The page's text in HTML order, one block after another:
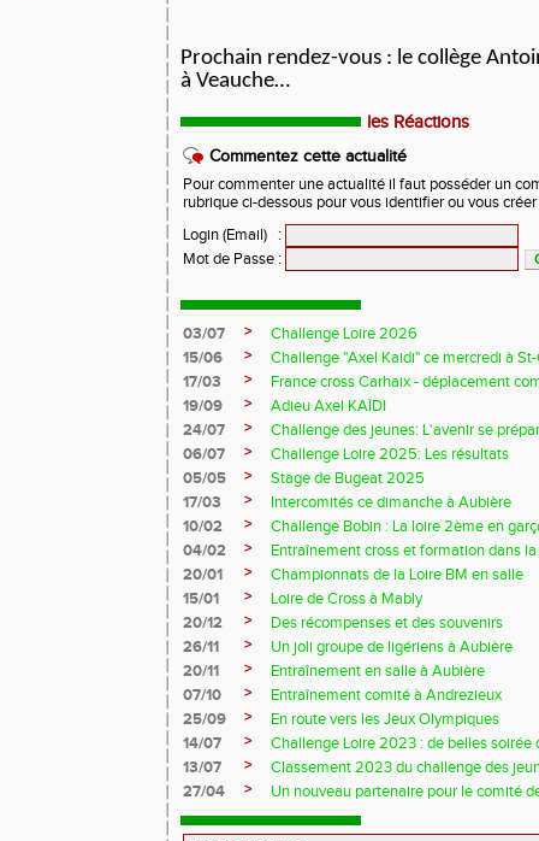
Prochain rendez-vous : le collège
à Veauche…
les Réactions
Commentez cette actualité
Pour commenter une actualité il faut posséder un
rubrique ci-dessous pour vous identifier ou vous
Login (Email)
:
Mot de Passe :
03/07 >
Challenge Loire 2026
15/06
>
Challenge "Axel Kaidi" ce mercredi à
17/03
>
France cross Carhaix - déplacement
19/09
>
Adieu Axel KAÏDI
24/07
>
Challenge des jeunes: L'avenir se
06/07
>
Challenge Loire 2025: Les résultats
05/05
>
Stage de Bugeat 2025
17/03
>
Intercomités ce dimanche à Aubière
10/02
>
Challenge Bobin : La loire 2ème en
04/02
>
Entraînement cross et formation dans
20/01
>
Championnats de la Loire BM en salle
15/01
>
Loire de Cross à Mably
20/12
>
Des récompenses et des souvenirs
26/11
>
Un joli groupe de ligériens à Aubière
20/11
>
Entraînement en salle à Aubière
07/10
>
Entraînement comité à Andrezieux
25/09
>
En route vers les Jeux Olympiques
14/07
>
Challenge Loire 2023 : de belles soirée
13/07
>
Classement 2023 du challenge des
27/04
> Un nouveau partenaire pour le comité